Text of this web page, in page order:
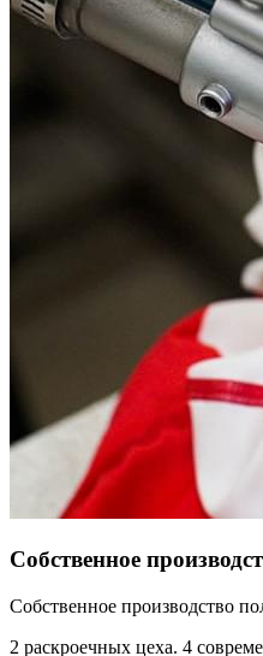
Собственное
Собственное производство
2 раскроечных цеха. 4